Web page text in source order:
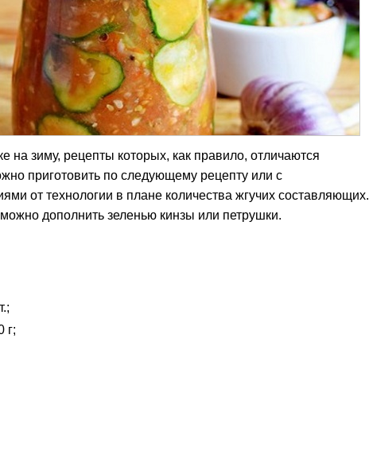
на зиму, рецепты которых, как правило, отличаются
приготовить по следующему рецепту или с
от технологии в плане количества жгучих составляющих.
дополнить зеленью кинзы или петрушки.
г;